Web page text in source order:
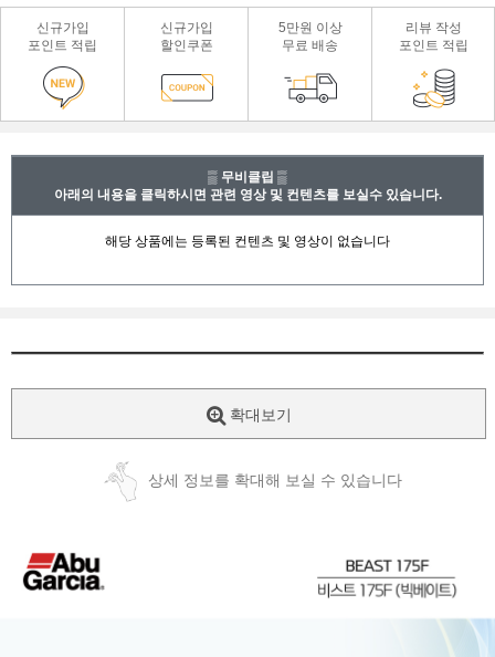
신규가입
포인트 적립
신규가입
할인쿠폰
5만원 이상
무료 배송
리뷰 작성
포인트 적립
▒ 무비클립 ▒
아래의 내용을 클릭하시면 관련 영상 및 컨텐츠를 보실수 있습니다.
확대보기
상세 정보를 확대해 보실 수 있습니다